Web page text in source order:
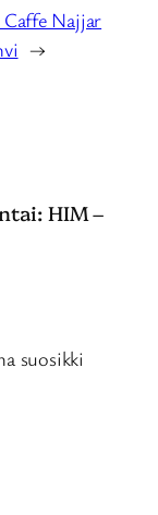
Caffe Najjar
→
HIM –
suosikki